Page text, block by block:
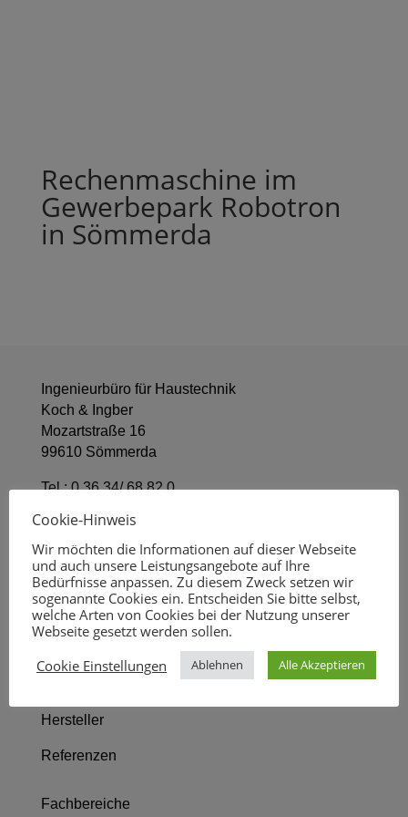
Rechenmaschine im
Gewerbepark Robotron
in Sömmerda
Ingenieurbüro für Haustechnik
Koch & Ingber
Mozartstraße 16
99610 Sömmerda
Tel.:0 36 34/ 68 82 0
kontakt@koch-ingber.de
Startseite
Wir über uns
Hersteller
Referenzen
Fachbereiche
Cookie-Hinweis
Wir möchten die Informationen auf dieser Webseite
und auch unsere Leistungsangebote auf Ihre
Bedürfnisse anpassen. Zu diesem Zweck setzen wir
sogenannte Cookies ein. Entscheiden Sie bitte selbst,
welche Arten von Cookies bei der Nutzung unserer
Webseite gesetzt werden sollen.
Cookie Einstellungen
Ablehnen Alle Akzeptieren